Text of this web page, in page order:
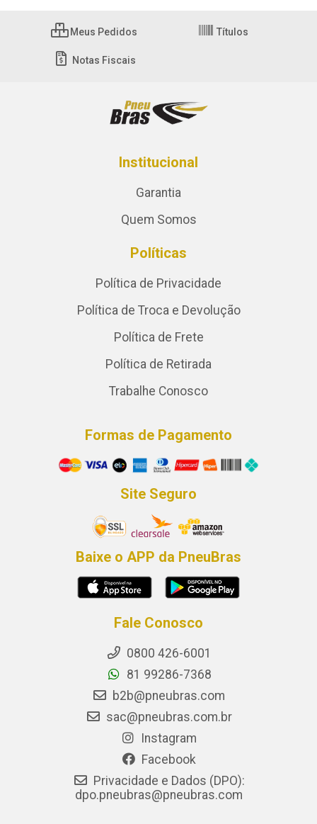
Meus Pedidos Títulos
Notas Fiscais
Institucional
Garantia
Quem Somos
Políticas
Política de Privacidade
Política de Troca e Devolução
Política de Frete
Política de Retirada
Trabalhe Conosco
Formas de Pagamento
Site Seguro
Baixe o APP da PneuBras
Fale Conosco
0800 426-6001
81 99286-7368
b2b@pneubras.com
sac@pneubras.com.br
Instagram
Facebook
Privacidade e Dados (DPO):
dpo.pneubras@pneubras.com